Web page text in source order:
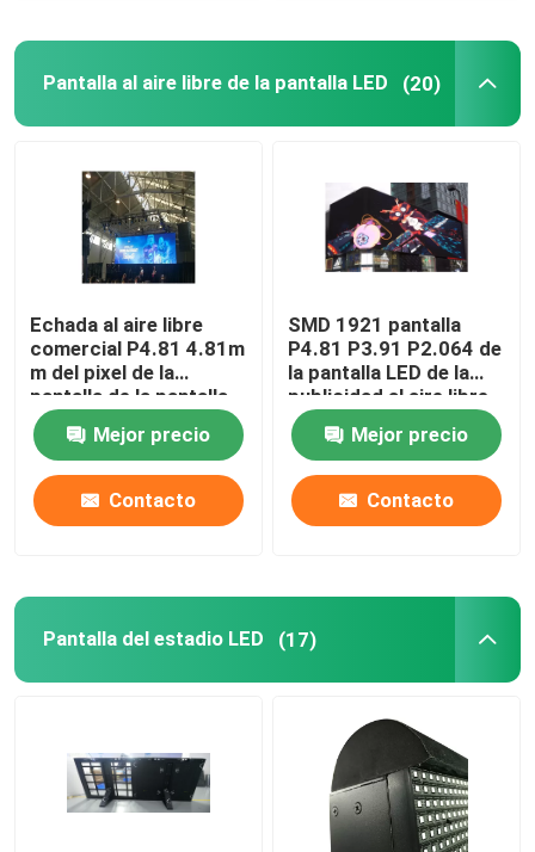
Pantalla al aire libre de la pantalla LED (20)
Echada al aire libre
comercial P4.81 4.81m
m del pixel de la
pantalla de la pantalla
LED del Pentium 4
Mejor precio
Contacto
SMD 1921 pantalla
P4.81 P3.91 P2.064 de
la pantalla LED de la
publicidad al aire libre
2121 3D
Mejor precio
Contacto
Pantalla del estadio LED (17)